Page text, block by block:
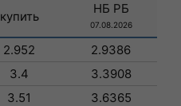
купить
НБ РБ
07.08.2026
2.952
2.9386
3.4
3.3908
3.51
3.6365